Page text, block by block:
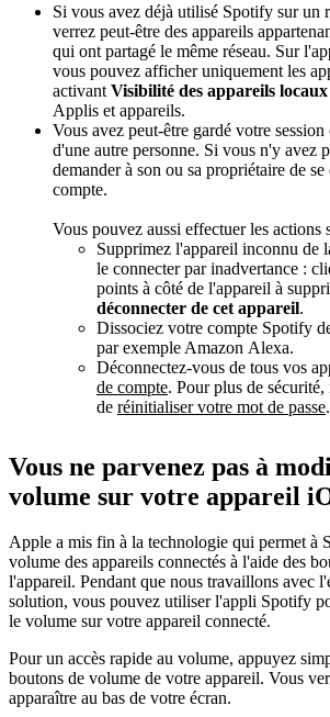
Si vous avez déjà utilisé Spotify sur un
verrez peut-être des appareils
qui ont partagé le même réseau. Sur
vous pouvez afficher uniquement les
activant Visibilité des appareils locaux
Applis et appareils.
Vous avez peut-être gardé votre
d'une autre personne. Si vous n'y avez
demander à son ou sa propriétaire de
compte.
Vous pouvez aussi effectuer les actions
Supprimez l'appareil inconnu de
le connecter par inadvertance :
points à côté de l'appareil à
déconnecter de cet appareil.
Dissociez votre compte Spotify
par exemple Amazon Alexa.
Déconnectez-vous de tous vos
de compte. Pour plus de
de réinitialiser votre mot de passe.
Vous ne parvenez pas à
volume sur votre appareil
Apple a mis fin à la technologie qui permet à
volume des appareils connectés à l'aide des
l'appareil. Pendant que nous travaillons avec
solution, vous pouvez utiliser l'appli Spotify
le volume sur votre appareil connecté.
Pour un accès rapide au volume, appuyez
boutons de volume de votre appareil. Vous
apparaître au bas de votre écran.